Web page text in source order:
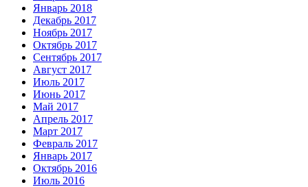
Январь 2018
Декабрь 2017
Ноябрь 2017
Октябрь 2017
Сентябрь 2017
Август 2017
Июль 2017
Июнь 2017
Май 2017
Апрель 2017
Март 2017
Февраль 2017
Январь 2017
Октябрь 2016
Июль 2016